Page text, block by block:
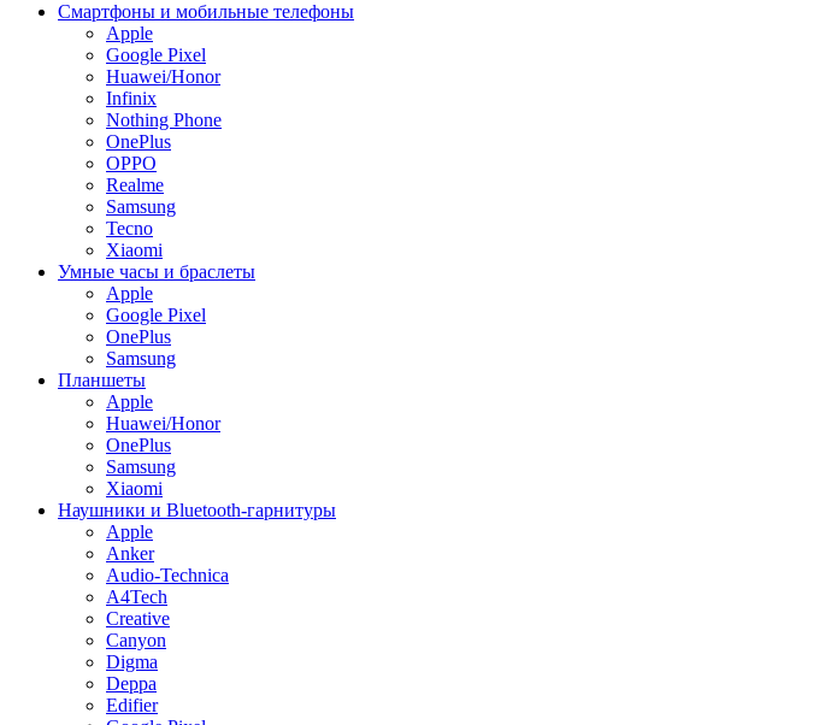
Смартфоны и мобильные телефоны
Apple
Google Pixel
Huawei/Honor
Infinix
Nothing Phone
OnePlus
OPPO
Realme
Samsung
Tecno
Xiaomi
Умные часы и браслеты
Apple
Google Pixel
OnePlus
Samsung
Планшеты
Apple
Huawei/Honor
OnePlus
Samsung
Xiaomi
Наушники и Bluetooth-гарнитуры
Apple
Anker
Audio-Technica
A4Tech
Creative
Canyon
Digma
Deppa
Edifier